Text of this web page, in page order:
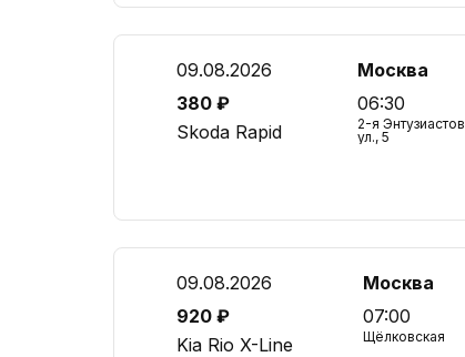
09.08.2026
380 ₽
Skoda Rapid
Москва
06:30
2-я Энтузиастов
ул., 5
09.08.2026
920 ₽
Kia Rio X-Line
Москва
07:00
Щёлковская